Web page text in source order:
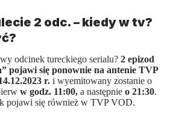
2 odc. – kiedy w tv?
odcinek tureckiego serialu? 2 epizod
pojawi się ponownie na antenie TVP
r. i wyemitowany zostanie o
w godz. 11:00, a następnie o 21:30.
pojawi się również w TVP VOD.